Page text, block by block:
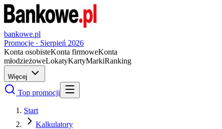
bankowe.pl
Promocje · Sierpień 2026
Konta osobisteKonta firmoweKonta
młodzieżoweLokatyKartyMarkiRanking
Więcej
Top promocji
Start
Kalkulatory